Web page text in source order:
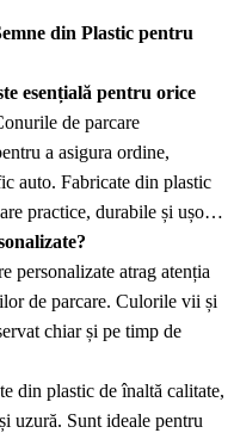
din Plastic pentru
esențială pentru orice
de parcare
a asigura ordine,
auto. Fabricate din plastic
practice, durabile și ușor
personalizate atrag atenția
de parcare. Culorile vii și
chiar și pe timp de
din plastic de înaltă calitate,
uzură. Sunt ideale pentru